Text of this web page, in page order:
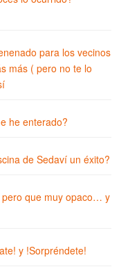
para los vecinos
más ( pero no te lo
he enterado?
de Sedaví un éxito?
que muy opaco… y
y !Sorpréndete!